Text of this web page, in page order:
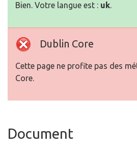
Bien. Votre langue est : uk.
Dublin Core
Cette page ne profite pas des
Core.
Document